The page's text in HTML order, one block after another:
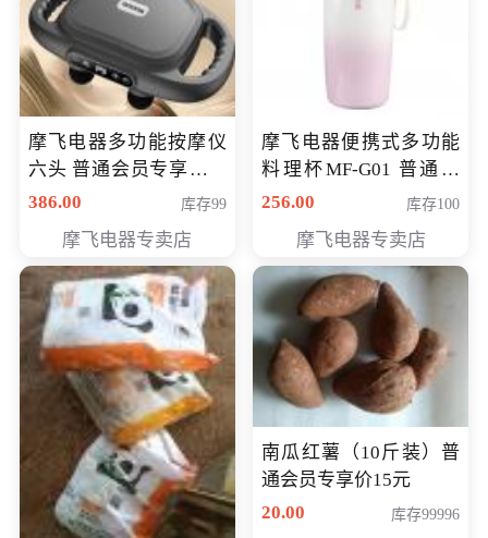
摩飞电器多功能按摩仪
六头 普通会员专享价格
199元
386.00 库存99
摩飞电器专卖店
摩飞电器便携式多功能
料理杯MF-G01 普通会
员专享价格118元
256.00 库存100
摩飞电器专卖店
南瓜红薯（10斤装）普
通会员专享价15元
20.00
库存99996